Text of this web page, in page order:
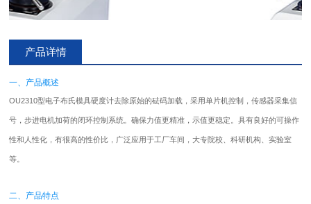
产品详情
一、产品概述
OU2310型电子布氏模具硬度计去除原始的砝码加载，采用单片机控制，传感器采集信
号，步进电机加荷的闭环控制系统。确保力值更精准，示值更稳定。具有良好的可操作
性和人性化，有很高的性价比，广泛应用于工厂车间，大专院校、科研机构、实验室
等。
二、产品特点